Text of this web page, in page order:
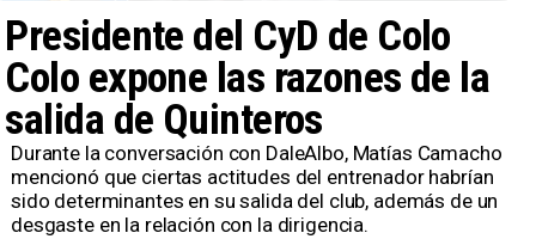
Presidente del CyD de Colo
Colo expone las razones de la
salida de Quinteros
Durante la conversación con DaleAlbo, Matías Camacho
mencionó que ciertas actitudes del entrenador habrían
sido determinantes en su salida del club, además de un
desgaste en la relación con la dirigencia.